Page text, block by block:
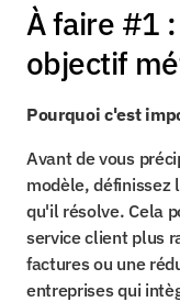
À faire #1
objectif
Pourquoi c'est
Avant de vous
modèle, définissez
qu'il résolve. Cela
service client plus
factures ou une
entreprises qui